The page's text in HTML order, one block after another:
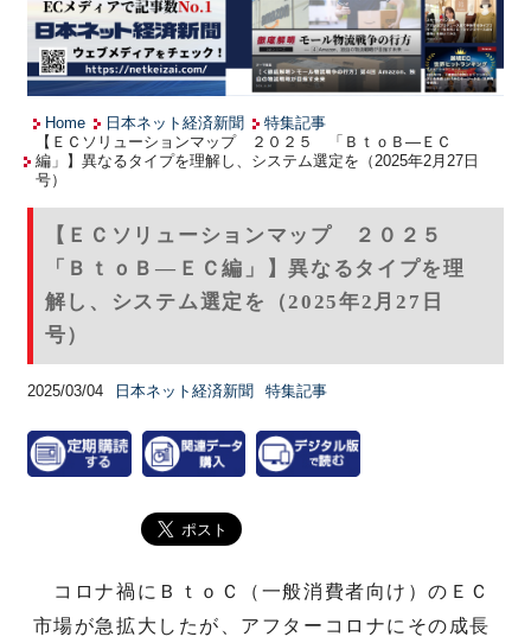
Home 日本ネット経済新聞
特集記事
【ＥＣソリューションマップ ２０２５ 「ＢｔｏＢ―ＥＣ
編」】異なるタイプを理解し、システム選定を（2025年2月27日
号）
【ＥＣソリューションマップ ２０２５
「ＢｔｏＢ―ＥＣ編」】異なるタイプを理
解し、システム選定を（2025年2月27日
号）
2025/03/04 日本ネット経済新聞 特集記事
コロナ禍にＢｔｏＣ（一般消費者向け）のＥＣ
市場が急拡大したが、アフターコロナにその成長